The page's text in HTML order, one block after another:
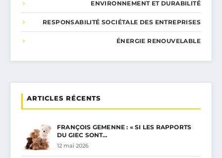
ENVIRONNEMENT ET DURABILITÉ
RESPONSABILITÉ SOCIÉTALE DES ENTREPRISES
ÉNERGIE RENOUVELABLE
ARTICLES RÉCENTS
FRANÇOIS GEMENNE : « SI LES RAPPORTS
DU GIEC SONT…
12 mai 2026